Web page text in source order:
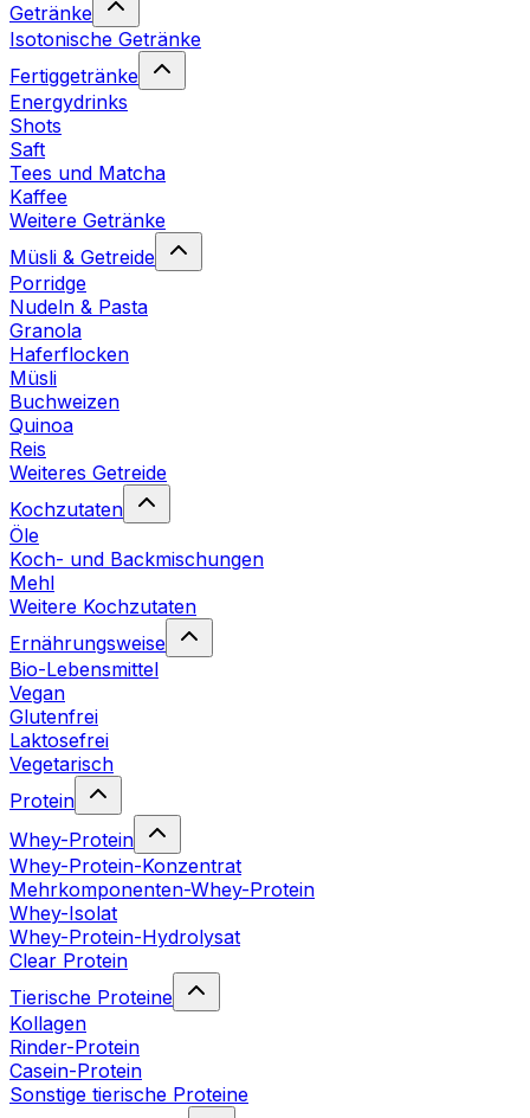
Getränke
Isotonische Getränke
Fertiggetränke
Energydrinks
Shots
Saft
Tees und Matcha
Kaffee
Weitere Getränke
Müsli & Getreide
Porridge
Nudeln & Pasta
Granola
Haferflocken
Müsli
Buchweizen
Quinoa
Reis
Weiteres Getreide
Kochzutaten
Öle
Koch- und Backmischungen
Mehl
Weitere Kochzutaten
Ernährungsweise
Bio-Lebensmittel
Vegan
Glutenfrei
Laktosefrei
Vegetarisch
Protein
Whey-Protein
Whey-Protein-Konzentrat
Mehrkomponenten-Whey-Protein
Whey-Isolat
Whey-Protein-Hydrolysat
Clear Protein
Tierische Proteine
Kollagen
Rinder-Protein
Casein-Protein
Sonstige tierische Proteine